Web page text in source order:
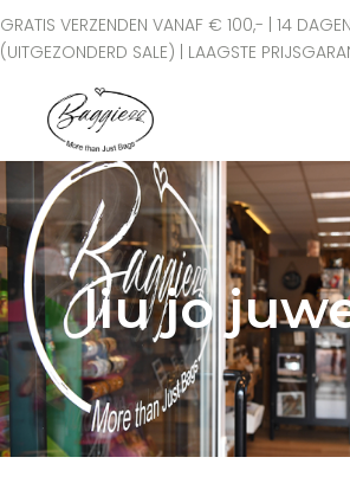
GRATIS VERZENDEN VANAF € 100,- | 14
(UITGEZONDERD SALE) | LAAGSTE
Geen producten in
winkelwagen.
liu jo